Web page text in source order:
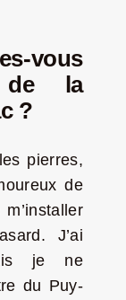
vous
de la
?
pierres,
de
J’ai
je ne
du Puy-